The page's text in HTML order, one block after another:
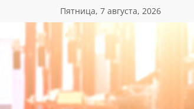
содержимому
Пятница, 7 августа, 2026